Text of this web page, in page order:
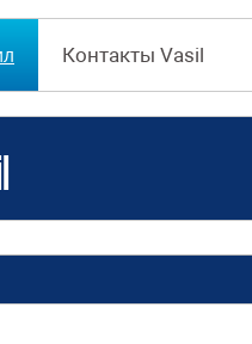
Контакты Vasil